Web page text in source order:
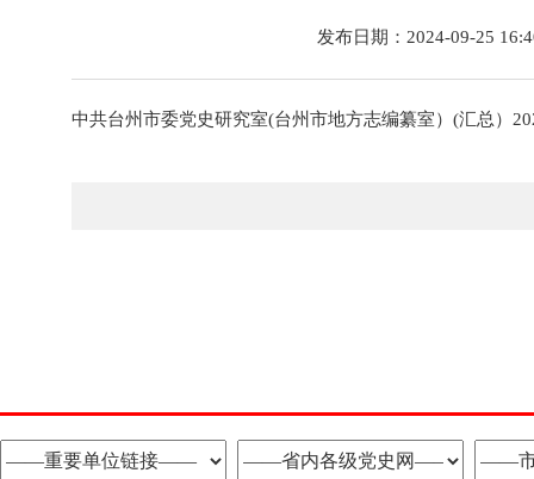
发布日期：2024-09-25
中共台州市委党史研究室(台州市地方志编纂室）(汇总）